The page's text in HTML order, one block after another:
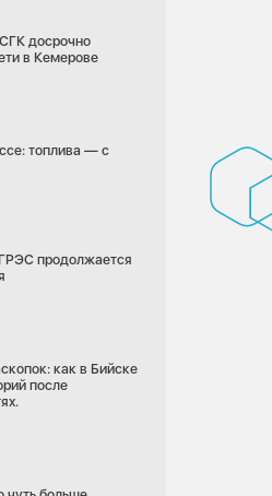
досрочно
в Кемерове
топлива — с
продолжается
как в Бийске
после